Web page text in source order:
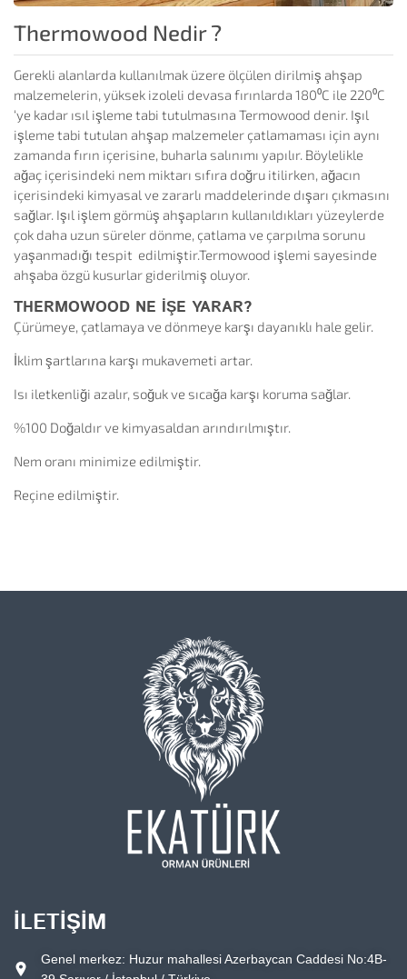
Thermowood Nedir ?
Gerekli alanlarda kullanılmak üzere ölçülen dirilmiş ahşap
malzemelerin, yüksek izoleli devasa fırınlarda 180⁰C ile 220⁰C
‘ye kadar ısıl işleme tabi tutulmasına Termowood denir. Işıl
işleme tabi tutulan ahşap malzemeler çatlamaması için aynı
zamanda fırın içerisine, buharla salınımı yapılır. Böylelikle
ağaç içerisindeki nem miktarı sıfıra doğru itilirken, ağacın
içerisindeki kimyasal ve zararlı maddelerinde dışarı çıkmasını
sağlar. Işıl işlem görmüş ahşapların kullanıldıkları yüzeylerde
çok daha uzun süreler dönme, çatlama ve çarpılma sorunu
yaşanmadığı tespit edilmiştir.Termowood işlemi sayesinde
ahşaba özgü kusurlar giderilmiş oluyor.
THERMOWOOD NE IŞE YARAR?
Çürümeye, çatlamaya ve dönmeye karşı dayanıklı hale gelir.
İklim şartlarına karşı mukavemeti artar.
Isı iletkenliği azalır, soğuk ve sıcağa karşı koruma sağlar.
%100 Doğaldır ve kimyasaldan arındırılmıştır.
Nem oranı minimize edilmiştir.
Reçine edilmiştir.
İLETIŞIM
Genel merkez: Huzur mahallesi Azerbaycan Caddesi No:4B-